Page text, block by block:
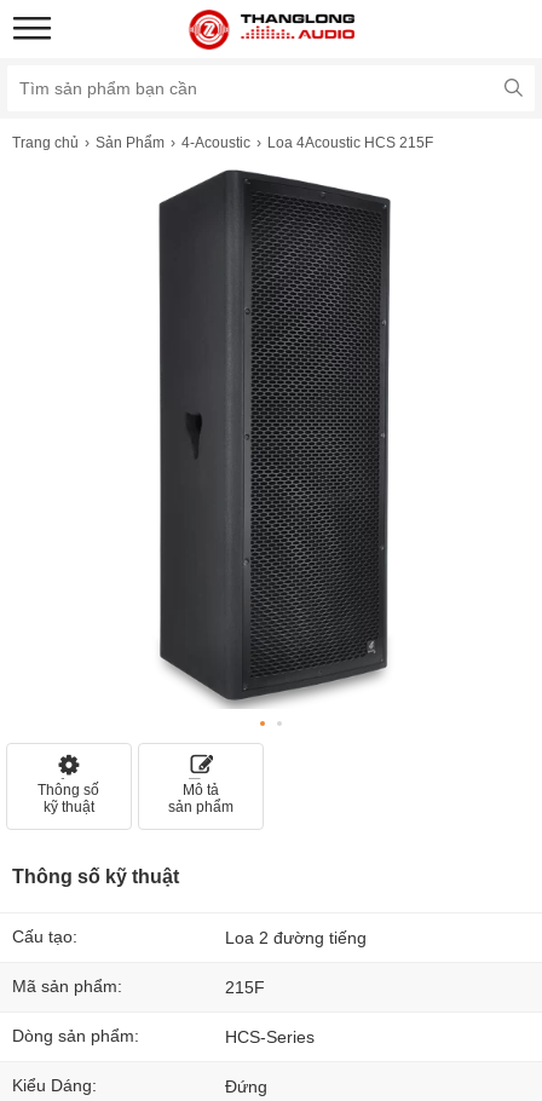
Trang chủ Sản Phẩm 4-Acoustic Loa 4Acoustic HCS 215F
Thông số
kỹ thuật
Mô tả
sản phẩm
Thông số kỹ thuật
Cấu tạo: Loa 2 đường tiếng
Mã sản phẩm: 215F
Dòng sản phẩm: HCS-Series
Kiểu Dáng: Đứng